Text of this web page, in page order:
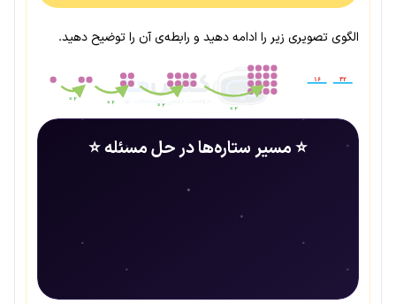
الگوی تصویری زیر را ادامه دهید و رابطه‌ی آن را توضیح دهید.
× ۲ × ۲ × ۲ × ۲
۱۶ ۳۲
⭐ مسیر ستاره‌ها در حل مسئله ⭐